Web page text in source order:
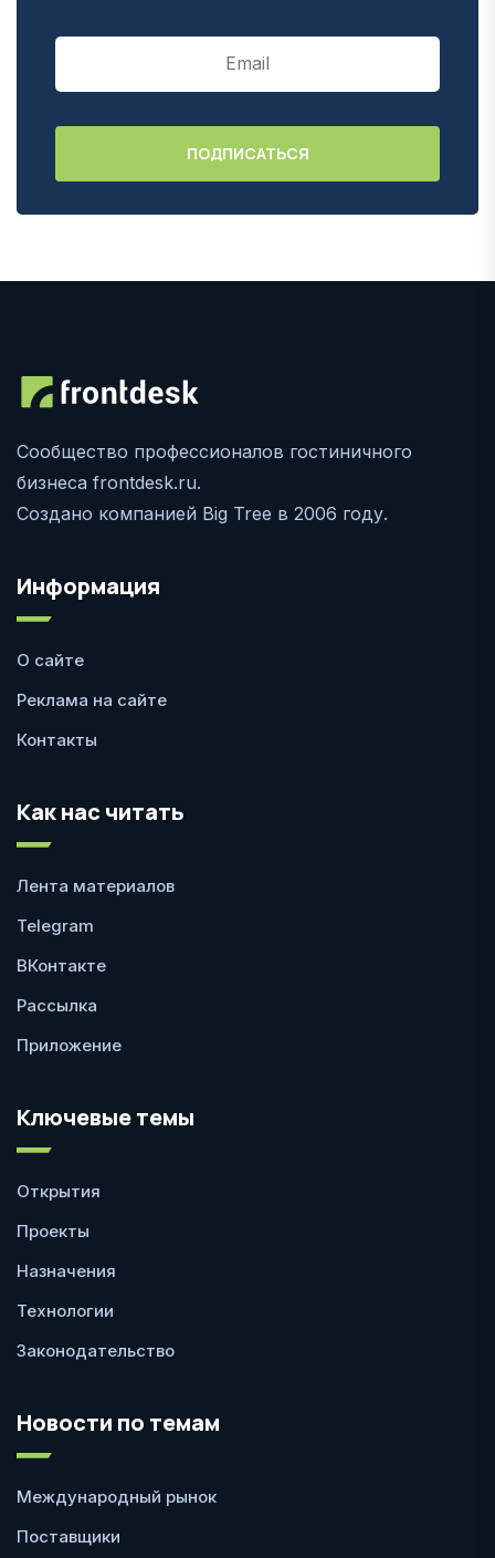
Сообщество профессионалов гостиничного
бизнеса frontdesk.ru.
Создано компанией Big Tree в 2006 году.
Информация
О сайте
Реклама на сайте
Контакты
Как нас читать
Лента материалов
Telegram
ВКонтакте
Рассылка
Приложение
Ключевые темы
Открытия
Проекты
Назначения
Технологии
Законодательство
Новости по темам
Международный рынок
Поставщики